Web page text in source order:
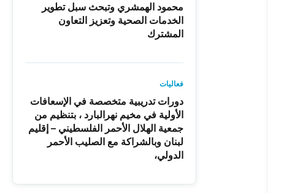
محمود الهمشري وتبحث سبل تطوير
الخدمات الصحية وتعزيز التعاون
المشترك
فعاليات
دورات تدريبية متخصصة في الإسعافات
الأولية في مخيم نهرالبارد ، بتنظيم من
جمعية الهلال الأحمر الفلسطيني – إقليم
لبنان وبالشراكة مع الصليب الأحمر
الدولي،